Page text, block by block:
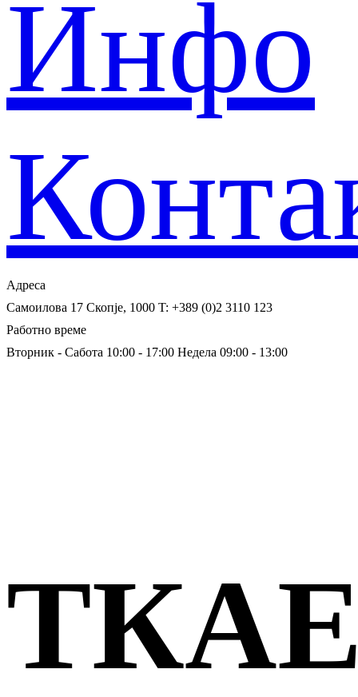
Инфо
Адреса
Самоилова 17 Скопје, 1000 T: +389 (0)2 3110 123
Работно време
Вторник - Сабота 10:00 - 17:00 Недела 09:00 - 13:00